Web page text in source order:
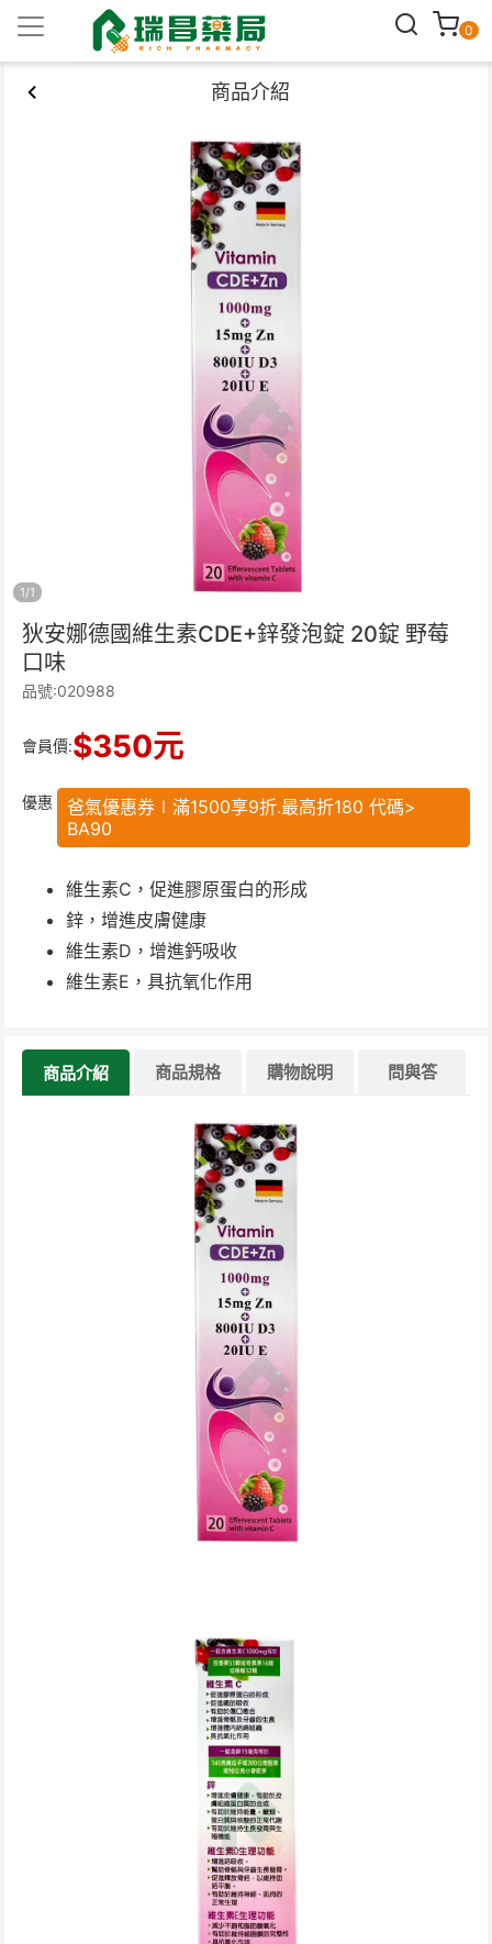
0
商品介紹
1/1
狄安娜德國維生素CDE+鋅發泡錠 20錠 野莓
口味
品號:020988
會員價:$350元
優惠
爸氣優惠券∣滿1500享9折.最高折180 代碼>
BA90
維生素C，促進膠原蛋白的形成
鋅，增進皮膚健康
維生素D，增進鈣吸收
維生素E，具抗氧化作用
商品介紹 商品規格 購物說明 問與答